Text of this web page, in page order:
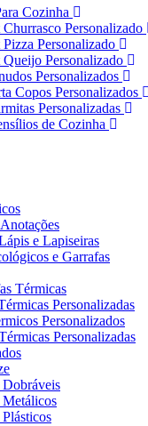
Cozinha
Personalizado
Personalizado
Personalizado
Personalizados
Copos Personalizados
Personalizadas
de Cozinha
e Lapiseiras
e Garrafas
Térmicas
Personalizadas
Personalizados
Personalizadas
Dobráveis
Metálicos
Plásticos